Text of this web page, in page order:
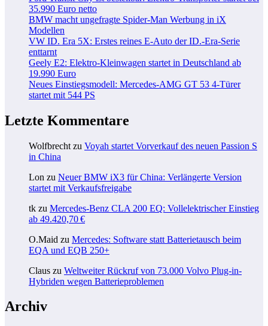
35.990 Euro netto
BMW macht ungefragte Spider-Man Werbung in iX
Modellen
VW ID. Era 5X: Erstes reines E-Auto der ID.-Era-Serie
enttarnt
Geely E2: Elektro-Kleinwagen startet in Deutschland ab
19.990 Euro
Neues Einstiegsmodell: Mercedes-AMG GT 53 4-Türer
startet mit 544 PS
Letzte Kommentare
Wolfbrecht zu Voyah startet Vorverkauf des neuen Passion S
in China
Lon zu Neuer BMW iX3 für China: Verlängerte Version
startet mit Verkaufsfreigabe
tk zu Mercedes-Benz CLA 200 EQ: Vollelektrischer Einstieg
ab 49.420,70 €
O.Maid zu Mercedes: Software statt Batterietausch beim
EQA und EQB 250+
Claus zu Weltweiter Rückruf von 73.000 Volvo Plug-in-
Hybriden wegen Batterieproblemen
Archiv